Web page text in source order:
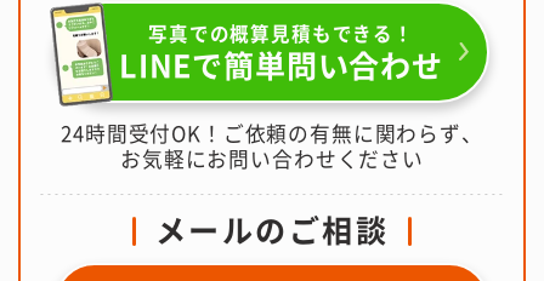
写真での概算見積もできる！
LINEで簡単問い合わせ
24時間受付OK！ご依頼の有無に関わらず、
お気軽にお問い合わせください
メールのご相談